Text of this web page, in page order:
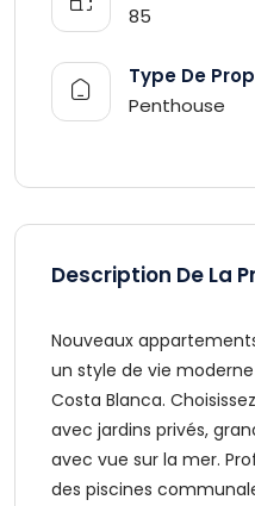
85
Type De
Penthouse
Description De La
Nouveaux
un style de vie
Costa Blanca.
avec jardins privés,
avec vue sur la mer.
des piscines